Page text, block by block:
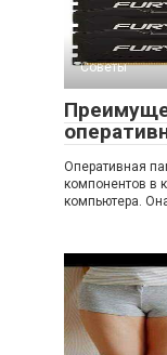
Советы
Оперативная
компонентов в
компьютера.